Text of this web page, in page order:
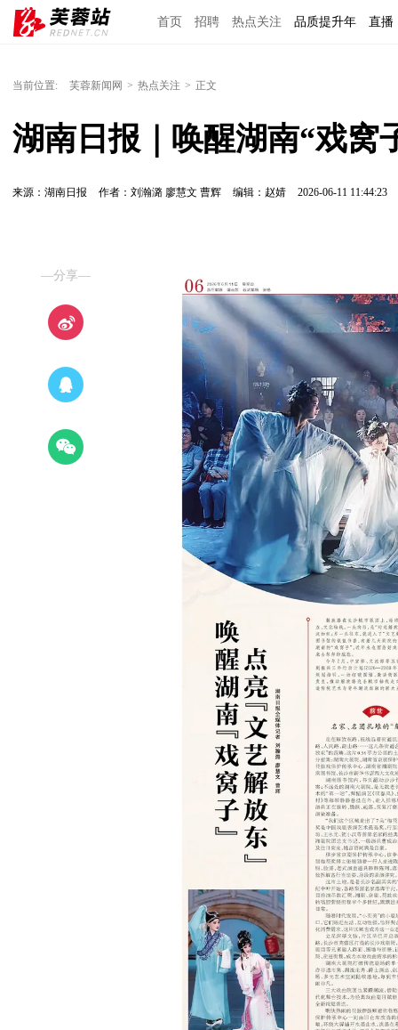
首页 招聘 热点关注 品质提升年 直播
当前位置: 芙蓉新闻网 > 热点关注 > 正文
湖南日报｜唤醒湖南“戏窝
来源：湖南日报 作者：刘瀚潞 廖慧文 曹辉 编辑：赵婧 2026-06-11 11:44:23
—分享—